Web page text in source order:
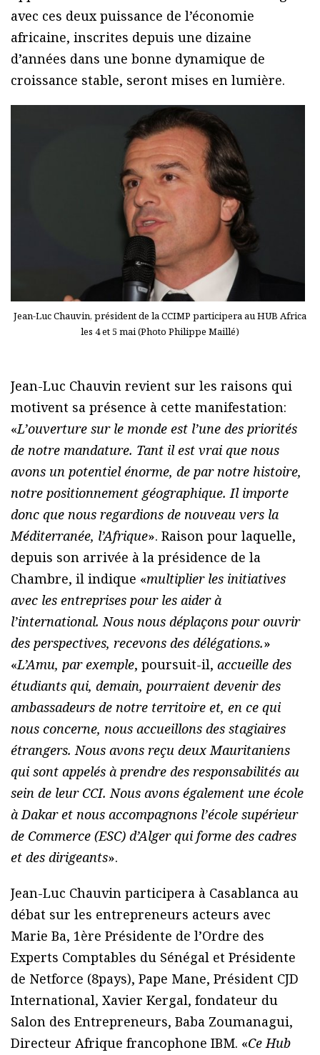
avec ces deux puissance de l’économie
africaine, inscrites depuis une dizaine
d’années dans une bonne dynamique de
croissance stable, seront mises en lumière.
Jean-Luc Chauvin, président de la CCIMP participera au HUB Africa
les 4 et 5 mai (Photo Philippe Maillé)
Jean-Luc Chauvin revient sur les raisons qui
motivent sa présence à cette manifestation:
«L’ouverture sur le monde est l’une des priorités
de notre mandature. Tant il est vrai que nous
avons un potentiel énorme, de par notre histoire,
notre positionnement géographique. Il importe
donc que nous regardions de nouveau vers la
Méditerranée, l’Afrique». Raison pour laquelle,
depuis son arrivée à la présidence de la
Chambre, il indique «multiplier les initiatives
avec les entreprises pour les aider à
l’international. Nous nous déplaçons pour ouvrir
des perspectives, recevons des délégations.»
«L’Amu, par exemple, poursuit-il, accueille des
étudiants qui, demain, pourraient devenir des
ambassadeurs de notre territoire et, en ce qui
nous concerne, nous accueillons des stagiaires
étrangers. Nous avons reçu deux Mauritaniens
qui sont appelés à prendre des responsabilités au
sein de leur CCI. Nous avons également une école
à Dakar et nous accompagnons l’école supérieur
de Commerce (ESC) d’Alger qui forme des cadres
et des dirigeants».
Jean-Luc Chauvin participera à Casablanca au
débat sur les entrepreneurs acteurs avec
Marie Ba, 1ère Présidente de l’Ordre des
Experts Comptables du Sénégal et Présidente
de Netforce (8pays), Pape Mane, Président CJD
International, Xavier Kergal, fondateur du
Salon des Entrepreneurs, Baba Zoumanagui,
Directeur Afrique francophone IBM. «Ce Hub